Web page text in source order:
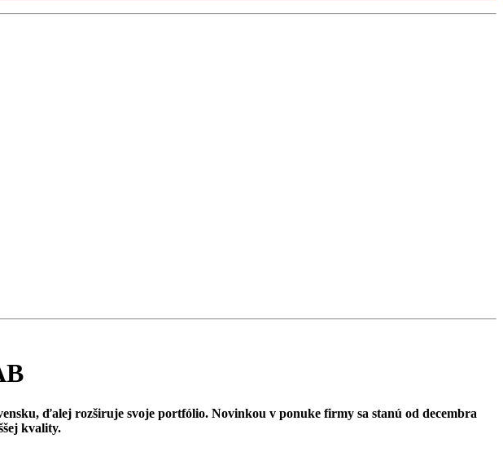
ďalej rozširuje svoje portfólio. Novinkou v ponuke firmy sa stanú od decembra
kvality.